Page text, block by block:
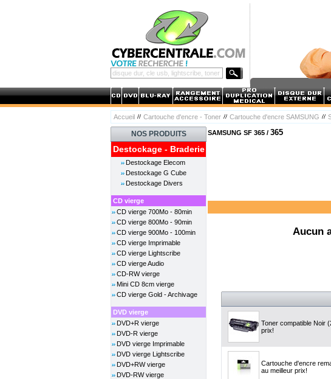
Accueil Cartouche d'encre - Toner Cartouche d'encre SAMSUNG
NOS PRODUITS
Destockage - Braderie
Destockage Elecom
Destockage G Cube
Destockage Divers
CD vierge
CD vierge 700Mo - 80min
CD vierge 800Mo - 90min
CD vierge 900Mo - 100min
CD vierge Imprimable
CD vierge Lightscribe
CD vierge Audio
CD-RW vierge
Mini CD 8cm vierge
CD vierge Gold - Archivage
DVD vierge
DVD+R vierge
DVD-R vierge
DVD vierge Imprimable
DVD vierge Lightscribe
DVD+RW vierge
DVD-RW vierge
SAMSUNG SF 365 / 365
Aucun
Toner compatible Noir
prix!
Cartouche d'encre
au meilleur prix!